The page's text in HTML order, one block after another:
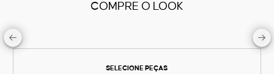
COMPRE O LOOK
SELECIONE PEÇAS